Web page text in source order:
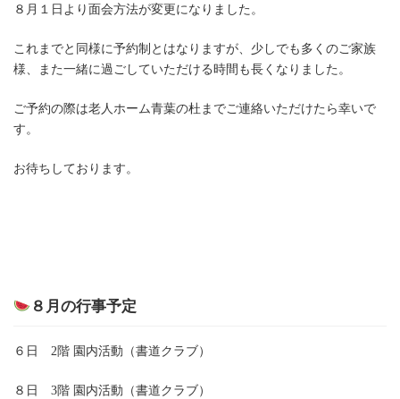
８月１日より面会方法が変更になりました。
これまでと同様に予約制とはなりますが、少しでも多くのご家族
様、また一緒に過ごしていただける時間も長くなりました。
ご予約の際は老人ホーム青葉の杜までご連絡いただけたら幸いで
す。
お待ちしております。
８月の行事予定
６日 2階 園内活動（書道クラブ）
８日 3階 園内活動（書道クラブ）